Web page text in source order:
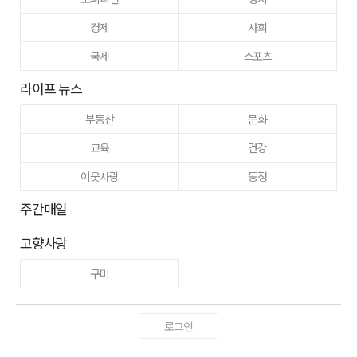
경제
사회
국제
스포츠
라이프 뉴스
부동산
문화
교육
건강
이웃사랑
동정
주간매일
고향사랑
구미
로그인